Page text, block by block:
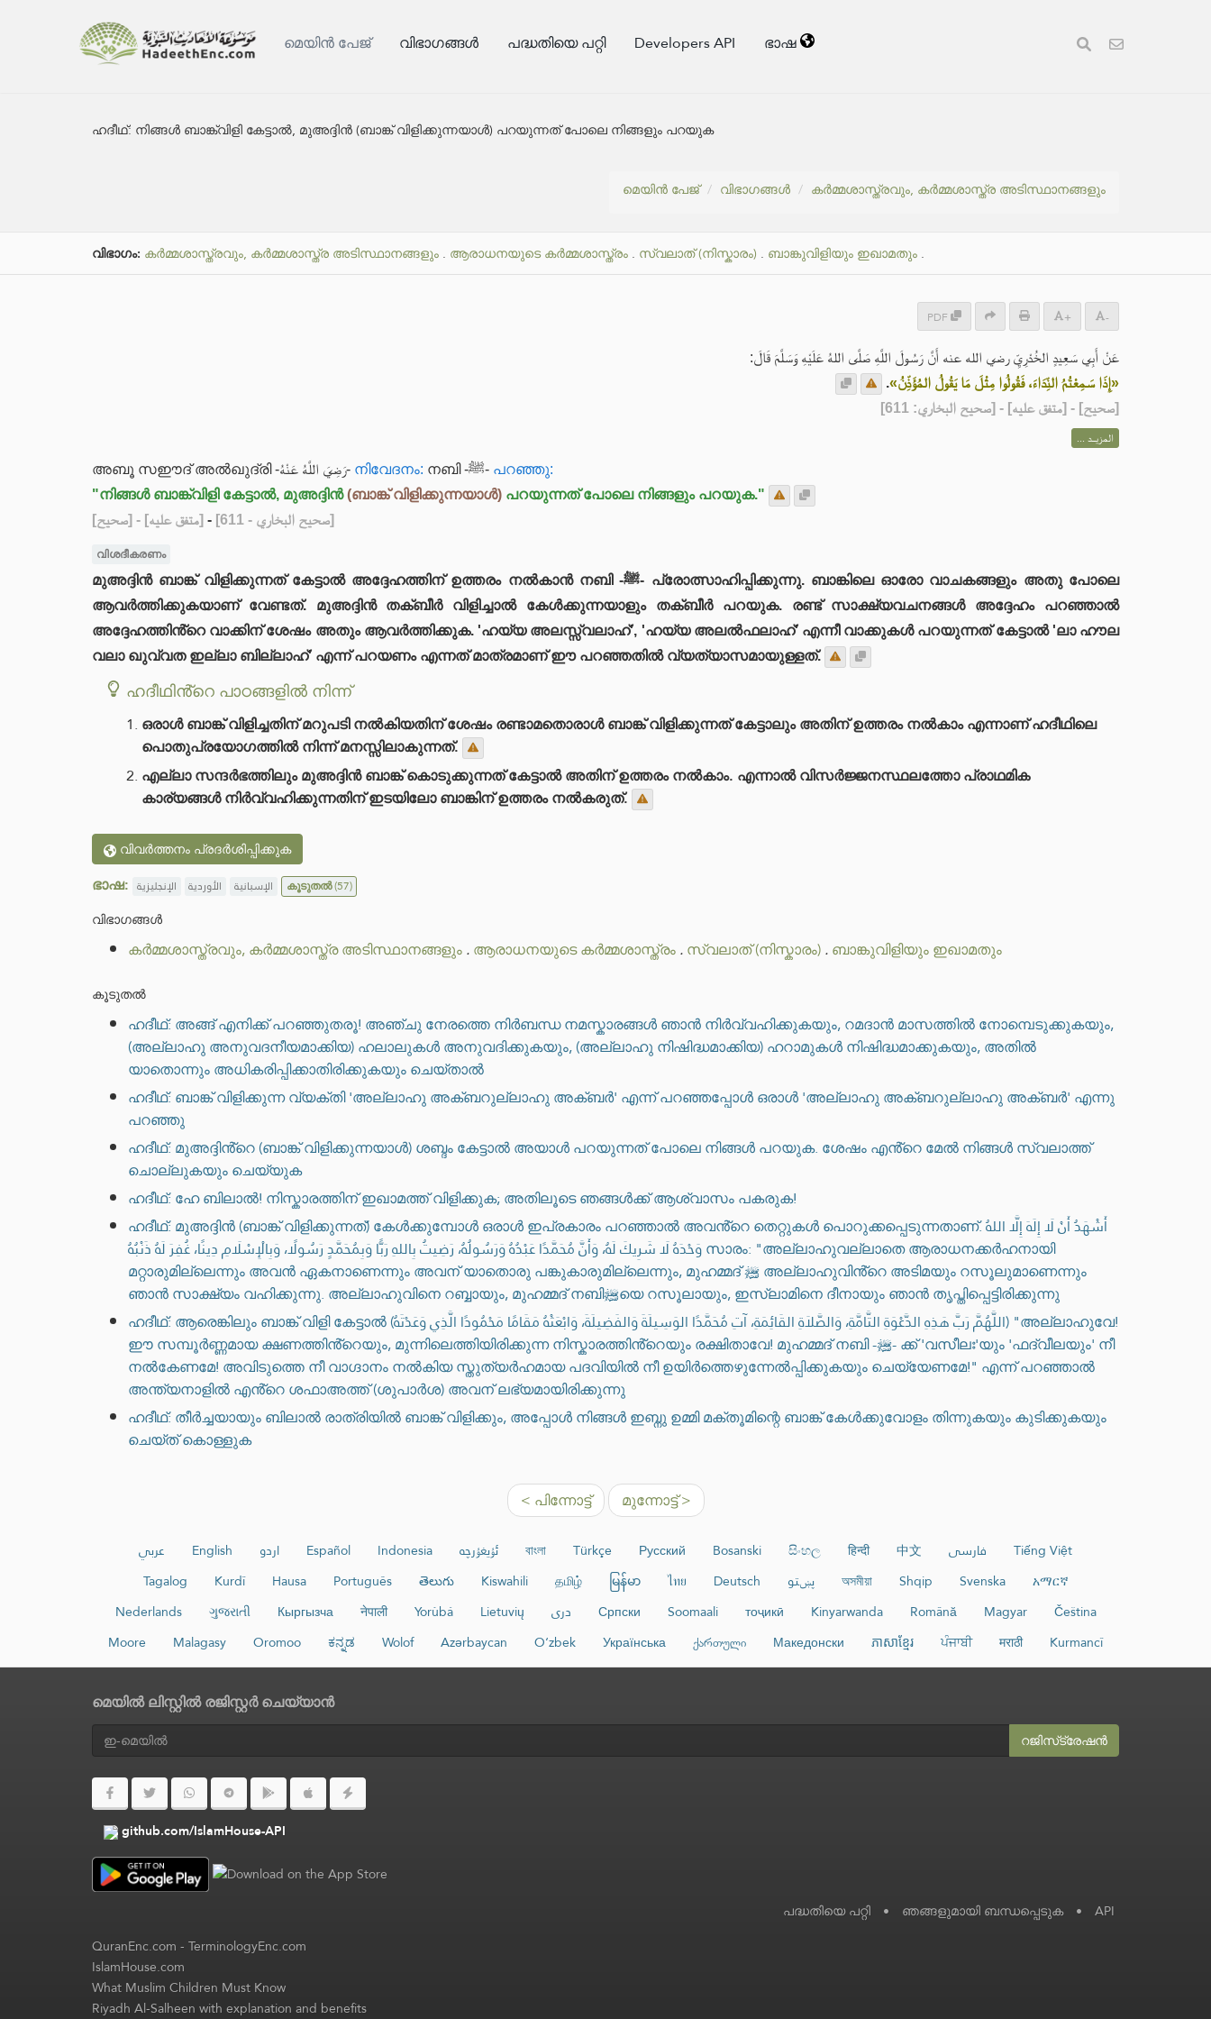
മെയിൻ പേജ് വിഭാഗങ്ങൾ പദ്ധതിയെ പറ്റി Developers API ഭാഷ
ഹദീഥ്: നിങ്ങൾ ബാങ്ക്‌വിളി കേട്ടാൽ, മുഅദ്ദിൻ (ബാങ്ക് വിളിക്കുന്നയാൾ) പറയുന്നത് പോലെ നിങ്ങളും പറയുക
മെയിൻ പേജ് വിഭാഗങ്ങൾ കർമ്മശാസ്ത്രവും, കർമ്മശാസ്ത്ര അടിസ്ഥാനങ്ങളും
വിഭാഗം: കർമ്മശാസ്ത്രവും, കർമ്മശാസ്ത്ര അടിസ്ഥാനങ്ങളും . ആരാധനയുടെ കർമ്മശാസ്ത്രം . സ്വലാത് (നിസ്കാരം) . ബാങ്കുവിളിയും ഇഖാമതും .
PDF + -
عَنْ أَبِي سَعِيدٍ الخُدْرِيِّ رضي الله عنه أَنَّ رَسُولَ اللَّهِ صَلَّى اللهُ عَلَيْهِ وَسَلَّمَ قَالَ:
«إِذَا سَمِعْتُمُ النِّدَاءَ، فَقُولُوا مِثْلَ مَا يَقُولُ المُؤَذِّنُ».
[صحيح] - [متفق عليه] - [صحيح البخاري: 611]
المزيــد ...
അബൂ സഈദ് അൽഖുദ്‌രി -رَضِيَ اللَّهُ عَنْهُ- നിവേദനം: നബി -ﷺ- പറഞ്ഞു:
"നിങ്ങൾ ബാങ്ക്‌വിളി കേട്ടാൽ, മുഅദ്ദിൻ(ബാങ്ക് വിളിക്കുന്നയാൾ) പറയുന്നത് പോലെ നിങ്ങളും പറയുക."
[صحيح]
- [متفق عليه] - [صحيح البخاري - 611]
വിശദീകരണം
മുഅദ്ദിൻ ബാങ്ക് വിളിക്കുന്നത് കേട്ടാൽ അദ്ദേഹത്തിന് ഉത്തരം നൽകാൻ നബി -ﷺ- പ്രോത്സാഹിപ്പിക്കുന്നു. ബാങ്കിലെ ഓരോ വാചകങ്ങളും അതു പോലെ
ആവർത്തിക്കുകയാണ് വേണ്ടത്. മുഅദ്ദിൻ തക്ബീർ വിളിച്ചാൽ കേൾക്കുന്നയാളും തക്ബീർ പറയുക. രണ്ട് സാക്ഷ്യവചനങ്ങൾ അദ്ദേഹം പറഞ്ഞാൽ
അദ്ദേഹത്തിൻ്റെ വാക്കിന് ശേഷം അതും ആവർത്തിക്കുക. 'ഹയ്യ അലസ്സ്വലാഹ്', 'ഹയ്യ അലൽഫലാഹ്' എന്നീ വാക്കുകൾ പറയുന്നത് കേട്ടാൽ 'ലാ ഹൗല
വലാ ഖുവ്വത ഇല്ലാ ബില്ലാഹ്' എന്ന് പറയണം എന്നത് മാത്രമാണ് ഈ പറഞ്ഞതിൽ വ്യത്യാസമായുള്ളത്.
ഹദീഥിൻ്റെ പാഠങ്ങളിൽ നിന്ന്
ഒരാൾ ബാങ്ക് വിളിച്ചതിന് മറുപടി നൽകിയതിന് ശേഷം രണ്ടാമതൊരാൾ ബാങ്ക് വിളിക്കുന്നത് കേട്ടാലും അതിന് ഉത്തരം നൽകാം എന്നാണ് ഹദീഥിലെ
പൊതുപ്രയോഗത്തിൽ നിന്ന് മനസ്സിലാകുന്നത്.
എല്ലാ സന്ദർഭത്തിലും മുഅദ്ദിൻ ബാങ്ക് കൊടുക്കുന്നത് കേട്ടാൽ അതിന് ഉത്തരം നൽകാം. എന്നാൽ വിസർജ്ജനസ്ഥലത്തോ പ്രാഥമിക
കാര്യങ്ങൾ നിർവ്വഹിക്കുന്നതിന് ഇടയിലോ ബാങ്കിന് ഉത്തരം നൽകരുത്.
വിവർത്തനം പ്രദർശിപ്പിക്കുക
ഭാഷ: الإنجليزية الأوردية الإسبانية കൂടുതൽ(57)
വിഭാഗങ്ങൾ
കർമ്മശാസ്ത്രവും, കർമ്മശാസ്ത്ര അടിസ്ഥാനങ്ങളും.ആരാധനയുടെ കർമ്മശാസ്ത്രം.സ്വലാത് (നിസ്കാരം).ബാങ്കുവിളിയും ഇഖാമതും
കൂടുതൽ
ഹദീഥ്: അങ്ങ് എനിക്ക് പറഞ്ഞുതരൂ! അഞ്ചു നേരത്തെ നിർബന്ധ നമസ്കാരങ്ങൾ ഞാൻ നിർവ്വഹിക്കുകയും, റമദാൻ മാസത്തിൽ നോമ്പെടുക്കുകയും,
(അല്ലാഹു അനുവദനീയമാക്കിയ) ഹലാലുകൾ അനുവദിക്കുകയും, (അല്ലാഹു നിഷിദ്ധമാക്കിയ) ഹറാമുകൾ നിഷിദ്ധമാക്കുകയും, അതിൽ
യാതൊന്നും അധികരിപ്പിക്കാതിരിക്കുകയും ചെയ്താൽ
ഹദീഥ്: ബാങ്ക് വിളിക്കുന്ന വ്യക്തി 'അല്ലാഹു അക്ബറുല്ലാഹു അക്ബർ' എന്ന് പറഞ്ഞപ്പോൾ ഒരാൾ 'അല്ലാഹു അക്ബറുല്ലാഹു അക്ബർ' എന്നു
പറഞ്ഞു
ഹദീഥ്: മുഅദ്ദിൻ്റെ (ബാങ്ക് വിളിക്കുന്നയാൾ) ശബ്ദം കേട്ടാൽ അയാൾ പറയുന്നത് പോലെ നിങ്ങൾ പറയുക. ശേഷം എൻ്റെ മേൽ നിങ്ങൾ സ്വലാത്ത്
ചൊല്ലുകയും ചെയ്യുക
ഹദീഥ്: ഹേ ബിലാൽ! നിസ്കാരത്തിന് ഇഖാമത്ത് വിളിക്കുക; അതിലൂടെ ഞങ്ങൾക്ക് ആശ്വാസം പകരുക!
ഹദീഥ്: മുഅദ്ദിൻ (ബാങ്ക് വിളിക്കുന്നത്) കേൾക്കുമ്പോൾ ഒരാൾ ഇപ്രകാരം പറഞ്ഞാൽ അവൻ്റെ തെറ്റുകൾ പൊറുക്കപ്പെടുന്നതാണ്. أَشْهَدُ أَنْ لَا إِلَهَ إِلَّا اللهُ
وَحْدَهُ لَا شَرِيكَ لَهُ، وَأَنَّ مُحَمَّدًا عَبْدُهُ وَرَسُولُهُ، رَضِيتُ بِاللهِ رَبًّا وَبِمُحَمَّدٍ رَسُولًا، وَبِالْإِسْلَامِ دِينًا، غُفِرَ لَهُ ذَنْبُهُ സാരം: "അല്ലാഹുവല്ലാതെ ആരാധനക്കർഹനായി
മറ്റാരുമില്ലെന്നും അവൻ ഏകനാണെന്നും അവന് യാതൊരു പങ്കുകാരുമില്ലെന്നും, മുഹമ്മദ് ﷺ അല്ലാഹുവിൻ്റെ അടിമയും റസൂലുമാണെന്നും
ഞാൻ സാക്ഷ്യം വഹിക്കുന്നു. അല്ലാഹുവിനെ റബ്ബായും, മുഹമ്മദ് നബിﷺയെ റസൂലായും, ഇസ്‌ലാമിനെ ദീനായും ഞാൻ തൃപ്തിപ്പെട്ടിരിക്കുന്നു
ഹദീഥ്: ആരെങ്കിലും ബാങ്ക് വിളി കേട്ടാൽ (اللَّهُمَّ رَبَّ هَذِهِ الدَّعْوَةِ التَّامَّةِ، وَالصَّلاَةِ القَائِمَةِ، آتِ مُحَمَّدًا الوَسِيلَةَ وَالفَضِيلَةَ، وَابْعَثْهُ مَقَامًا مَحْمُودًا الَّذِي وَعَدْتَهُ) "അല്ലാഹുവേ!
ഈ സമ്പൂർണ്ണമായ ക്ഷണത്തിൻ്റെയും, മുന്നിലെത്തിയിരിക്കുന്ന നിസ്കാരത്തിൻ്റെയും രക്ഷിതാവേ! മുഹമ്മദ് നബി -ﷺ- ക്ക് 'വസീലഃ'യും 'ഫദ്വീലയും' നീ
നൽകേണമേ! അവിടുത്തെ നീ വാഗ്ദാനം നൽകിയ സ്തുത്യർഹമായ പദവിയിൽ നീ ഉയിർത്തെഴുന്നേൽപ്പിക്കുകയും ചെയ്യേണമേ!" എന്ന് പറഞ്ഞാൽ
അന്ത്യനാളിൽ എൻ്റെ ശഫാഅത്ത് (ശുപാർശ) അവന് ലഭ്യമായിരിക്കുന്നു
ഹദീഥ്: തീർച്ചയായും ബിലാൽ രാത്രിയിൽ ബാങ്ക് വിളിക്കും, അപ്പോൾ നിങ്ങൾ ഇബ്നു ഉമ്മി മക്തൂമിന്റെ ബാങ്ക് കേൾക്കുവോളം തിന്നുകയും കുടിക്കുകയും
ചെയ്ത് കൊള്ളുക
< പിന്നോട്ട് മുന്നോട്ട് >
عربي English اردو Español Indonesia ئۇيغۇرچە বাংলা Türkçe Русский Bosanski සිංහල हिन्दी 中文 فارسی
Tiếng Việt
Tagalog
Kurdî Hausa Português తెలుగు Kiswahili தமிழ் မြန်မာ ไทย Deutsch پښتو অসমীয়া Shqip Svenska
አማርኛ
Nederlands
ગુજરાતી Кыргызча नेपाली Yorùbá Lietuvių دری Српски Soomaali тоҷикӣ Kinyarwanda Română Magyar
Čeština
Moore
Malagasy Oromoo ಕನ್ನಡ Wolof Azərbaycan O‘zbek Українська ქართული Македонски ភាសាខ្មែរ ਪੰਜਾਬੀ मराठी Kurmancî
മെയിൽ ലിസ്റ്റിൽ രജിസ്റ്റർ ചെയ്യാൻ
റജിസ്‌ട്രേഷൻ
github.com/IslamHouse-API
പദ്ധതിയെ പറ്റി • ഞങ്ങളുമായി ബന്ധപ്പെടുക • API
QuranEnc.com-TerminologyEnc.com
IslamHouse.com
What Muslim Children Must Know
Riyadh Al-Salheen with explanation and benefits